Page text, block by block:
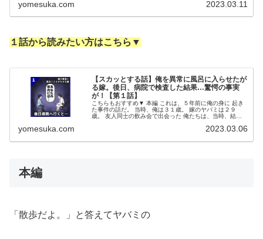
yomesuka.com 2023.03.11
１話から読みたい方はこちら▼
【スカッとする話】俺を異常に風呂に入らせたが
る嫁。後日、病院で検査した結果…驚愕の事実
が！【第１話】
こちらもおすすめ▼ 本編 これは、５年前に俺の身に 起き
た事件の話だ。 当時、俺は３１歳。 嫁のヤバミは２９
歳。 友人同士の飲み会で出会った 俺たちは、当時、結婚
yomesuka.com 2023.03.06
本編
「散歩だよ。」と答えてヤバミの